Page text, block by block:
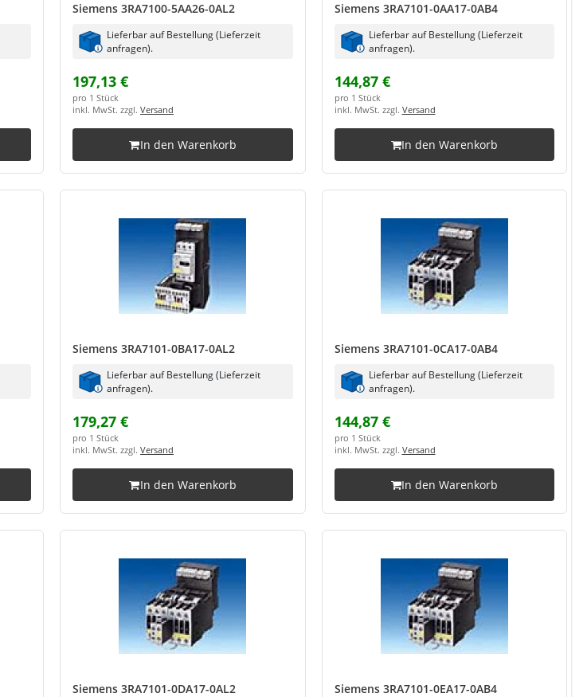
Siemens 3RA7100-5AA26-0AL2
Lieferbar auf Bestellung (Lieferzeit
anfragen).
197,13 €
pro 1 Stück
inkl. MwSt. zzgl. Versand
In den Warenkorb
Siemens 3RA7101-0AA17-0AB4
Lieferbar auf Bestellung (Lieferzeit
anfragen).
144,87 €
pro 1 Stück
inkl. MwSt. zzgl. Versand
In den Warenkorb
Siemens 3RA7101-0BA17-0AL2
Lieferbar auf Bestellung (Lieferzeit
anfragen).
179,27 €
pro 1 Stück
inkl. MwSt. zzgl. Versand
In den Warenkorb
Siemens 3RA7101-0CA17-0AB4
Lieferbar auf Bestellung (Lieferzeit
anfragen).
144,87 €
pro 1 Stück
inkl. MwSt. zzgl. Versand
In den Warenkorb
Siemens 3RA7101-0DA17-0AL2 Siemens 3RA7101-0EA17-0AB4